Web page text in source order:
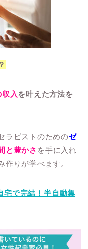
入を叶えた方法を
ラピストのためのゼ
と豊かさ を手に入れ
作りが学べます。
宅で完結！半自動集